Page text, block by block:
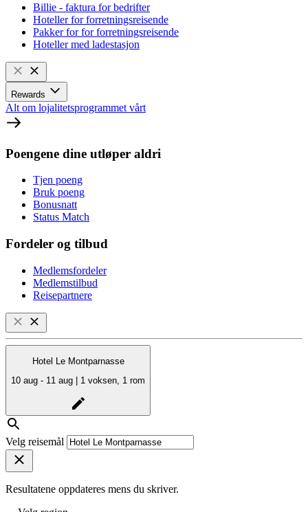
Billie - faktura for bedrifter
Hoteller for forretningsreisende
Pakker for for forretningsreisende
Hoteller med ladestasjon
Rewards
Alt om lojalitetsprogrammet vårt
Poengene dine utløper aldri
Tjen poeng
Bruk poeng
Bonusnatt
Status Match
Fordeler og tilbud
Medlemsfordeler
Medlemstilbud
Reisepartnere
Hotel Le Montparnasse
10 aug - 11 aug | 1 voksen, 1 rom
Velg reisemål
Resultatene oppdateres mens du skriver.